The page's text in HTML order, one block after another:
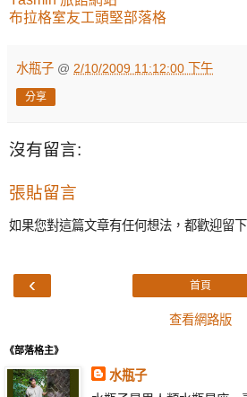
布拉格室友工頭堅部落格
水瓶子 @ 2/10/2009 11:12:00 下午
分享
沒有留言:
張貼留言
如果您對這篇文章有任何想法，都歡迎留下
‹ 首頁
查看網路版
《部落格主》
水瓶子